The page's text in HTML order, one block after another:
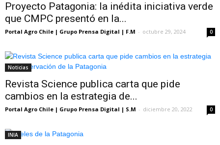
Proyecto Patagonia: la inédita iniciativa verde
que CMPC presentó en la...
Portal Agro Chile | Grupo Prensa Digital | F.M - octubre 29, 2024 0
Noticias
Revista Science publica carta que pide
cambios en la estrategia de...
Portal Agro Chile | Grupo Prensa Digital | S.M - diciembre 20, 2022 0
INIA